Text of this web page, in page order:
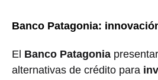
Banco Patagonia:
El Banco Patagonia
alternativas de crédito para